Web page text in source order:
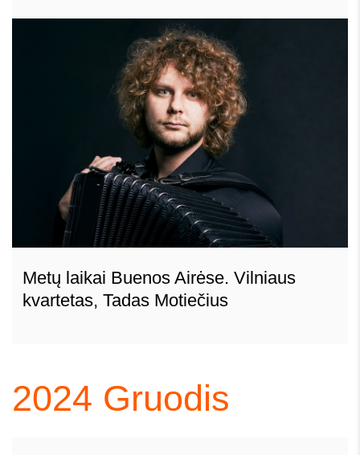
Metų laikai Buenos Airėse. Vilniaus
kvartetas, Tadas Motiečius
2024 Gruodis